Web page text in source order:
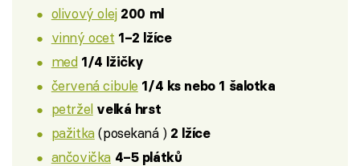
olivový olej 200 ml
vinný ocet 1–2 lžíce
med 1/4 lžičky
červená cibule 1/4 ks nebo 1 šalotka
petržel velká hrst
pažitka(posekaná ) 2 lžíce
ančovička 4–5 plátků